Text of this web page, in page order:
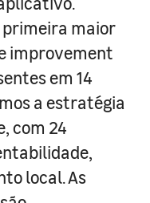
primeira maior
improvement
em 14
a estratégia
com 24
local. As